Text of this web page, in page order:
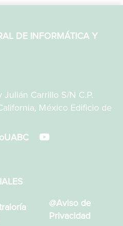
DE INFORMÁTICA Y
Carrillo S/N C.P.
México Edificio de
@Aviso de
Privacidad